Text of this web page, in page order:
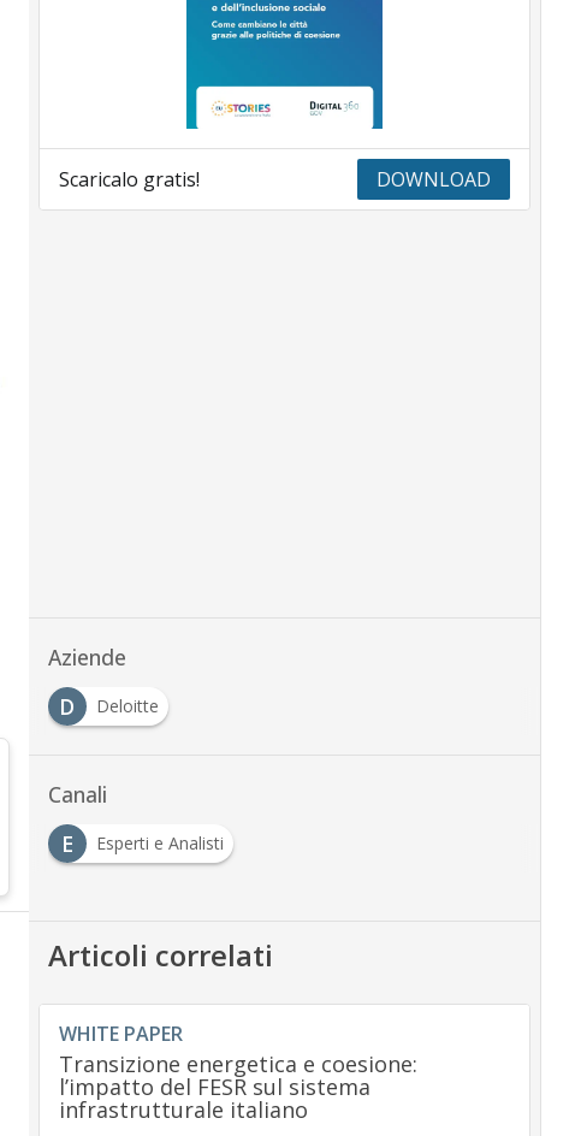
Scaricalo gratis! DOWNLOAD
Aziende
D
Deloitte
Canali
E
Esperti e Analisti
Articoli correlati
WHITE PAPER
Transizione energetica e coesione:
l’impatto del FESR sul sistema
infrastrutturale italiano